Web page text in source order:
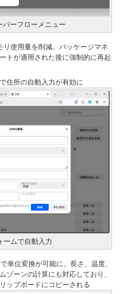
バーフローメニュー
使用量を削減。パッケージマネ
トが適用された後に強制的に再起
住所の自動入力が有効に
ームで自動入力
単位変換が可能に。長さ、温度、
ゾーンの計算にも対応しており、
ップボードにコピーされる